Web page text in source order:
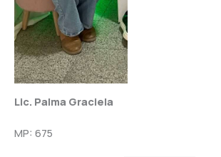
Lic. Palma Graciela
MP: 675